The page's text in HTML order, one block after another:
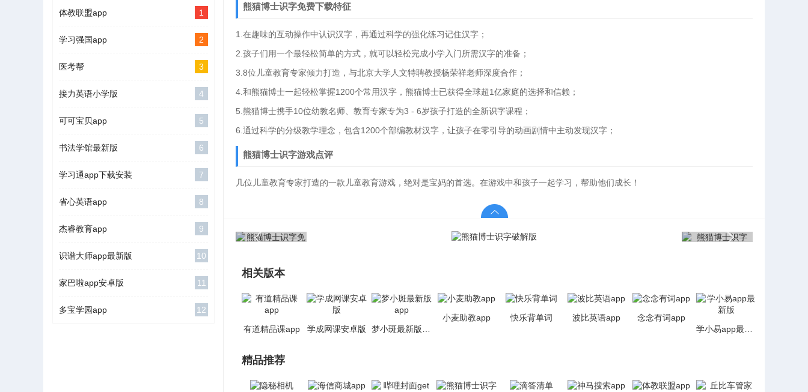
1
体教联盟app
2
学习强国app
3
医考帮
4
接力英语小学版
5
可可宝贝app
6
书法学馆最新版
7
学习通app下载安装
8
省心英语app
9
杰睿教育app
10
识谱大师app最新版
11
家巴啦app安卓版
12
多宝学园app
熊猫博士识字免费下载特征
1.在趣味的互动操作中认识汉字，再通过科学的强化练习记住汉字；
2.孩子们用一个最轻松简单的方式，就可以轻松完成小学入门所需汉字的准备；
3.8位儿童教育专家倾力打造，与北京大学人文特聘教授杨荣祥老师深度合作；
4.和熊猫博士一起轻松掌握1200个常用汉字，熊猫博士已获得全球超1亿家庭的选择和信赖；
5.熊猫博士携手10位幼教名师、教育专家专为3 - 6岁孩子打造的全新识字课程；
6.通过科学的分级教学理念，包含1200个部编教材汉字，让孩子在零引导的动画剧情中主动发现汉字；
熊猫博士识字游戏点评
几位儿童教育专家打造的一款儿童教育游戏，绝对是宝妈的首选。在游戏中和孩子一起学习，帮助他们成长！
相关版本
有道精品课app 学成网课安卓版
小麦助教app 快乐背单词 波比英语app
念念有词app
精品推荐